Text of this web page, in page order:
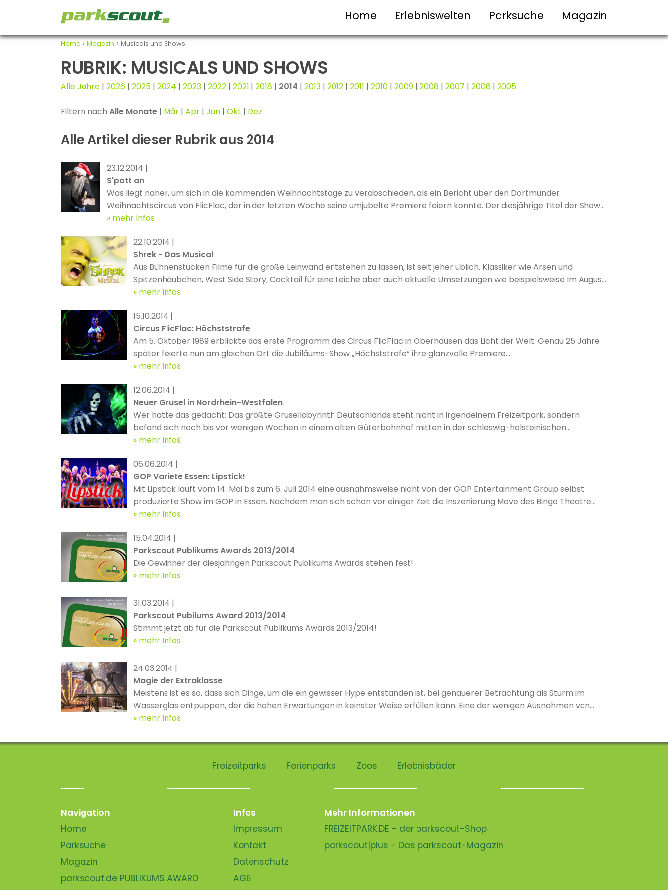
Home Erlebniswelten Parksuche Magazin
Home > Magazin > Musicals und Shows
RUBRIK: MUSICALS UND SHOWS
Alle Jahre | 2026 | 2025 | 2024 | 2023 | 2022 | 2021 | 2018 | 2014 | 2013 | 2012 | 2011 | 2010 | 2009 | 2008 | 2007 | 2006 | 2005
Filtern nach Alle Monate | Mär | Apr | Jun | Okt | Dez
Alle Artikel dieser Rubrik aus 2014
23.12.2014 |
S'pott an
Was liegt näher, um sich in die kommenden Weihnachtstage zu verabschieden, als ein Bericht über den Dortmunder
Weihnachtscircus von FlicFlac, der in der letzten Woche seine umjubelte Premiere feiern konnte. Der diesjährige Titel der Show
lautet „S'Pott an“, ein gleich dreibödiger Name, der das rund zweistündige Programm passend beschreibt.
mehr Infos
22.10.2014 |
Shrek - Das Musical
Aus Bühnenstücken Filme für die große Leinwand entstehen zu lassen, ist seit jeher üblich. Klassiker wie Arsen und
Spitzenhäubchen, West Side Story, Cocktail für eine Leiche aber auch aktuelle Umsetzungen wie beispielsweise Im August
in Osage County oder Clint Eastwood's Jersey Boys basieren auf Bühnenerfolgen. Doch auch andersherum wird das
auch ... ... Shrek. Und genau dieser grüne Oger, den 2001 Dreamworks als computeranimierten Kinoheld entstehen ließ,
feierte am 19.10.2014 seine offizielle, deutschsprachige und umjubelte Premiere in Düsseldorf.
mehr Infos
15.10.2014 |
Circus FlicFlac: Höchststrafe
Am 5. Oktober 1989 erblickte das erste Programm des Circus FlicFlac in Oberhausen das Licht der Welt. Genau 25 Jahre
später feierte nun am gleichen Ort die Jubiläums-Show „Höchststrafe“ ihre glanzvolle Premiere...
mehr Infos
12.06.2014 |
Neuer Grusel in Nordrhein-Westfalen
Wer hätte das gedacht: Das größte Grusellabyrinth Deutschlands steht nicht in irgendeinem Freizeitpark, sondern
befand sich noch bis vor wenigen Wochen in einem alten Güterbahnhof mitten in der schleswig-holsteinischen
Landeshauptstadt Kiel...
mehr Infos
06.06.2014 |
GOP Variete Essen: Lipstick!
Mit Lipstick läuft vom 14. Mai bis zum 6. Juli 2014 eine ausnahmsweise nicht von der GOP Entertainment Group selbst
produzierte Show im GOP in Essen. Nachdem man sich schon vor einiger Zeit die Inszenierung Move des Bingo Theatre
eingeladen hat, greift man jetzt wiederum auf die Qualitäten der ukrainischen und moldawischen Artisten und Künstler
Beatboxing (!) zusammenfügt.
mehr Infos
15.04.2014 |
Parkscout Publikums Awards 2013/2014
Die Gewinner der diesjährigen Parkscout Publikums Awards stehen fest!
mehr Infos
31.03.2014 |
Parkscout Pubilums Award 2013/2014
Stimmt jetzt ab für die Parkscout Publikums Awards 2013/2014!
mehr Infos
24.03.2014 |
Magie der Extraklasse
Meistens ist es so, dass sich Dinge, um die ein gewisser Hype entstanden ist, bei genauerer Betrachtung als Sturm im
Wasserglas entpuppen, der die hohen Erwartungen in keinster Weise erfüllen kann. Eine der wenigen Ausnahmen von
dieser kleinen Regel ist ganz zweifellos die aktuelle Magie-Show der Ehrlich Brothers, welche zur Zeit in Deutschland tourt
mehr Infos
Freizeitparks Ferienparks Zoos Erlebnisbäder
Navigation
Home
Parksuche
Magazin
parkscout.de PUBLIKUMS AWARD
Infos
Impressum
Kontakt
Datenschutz
AGB
Mehr Informationen
FREIZEITPARK.DE - der parkscout-Shop
parkscout|plus - Das parkscout-Magazin